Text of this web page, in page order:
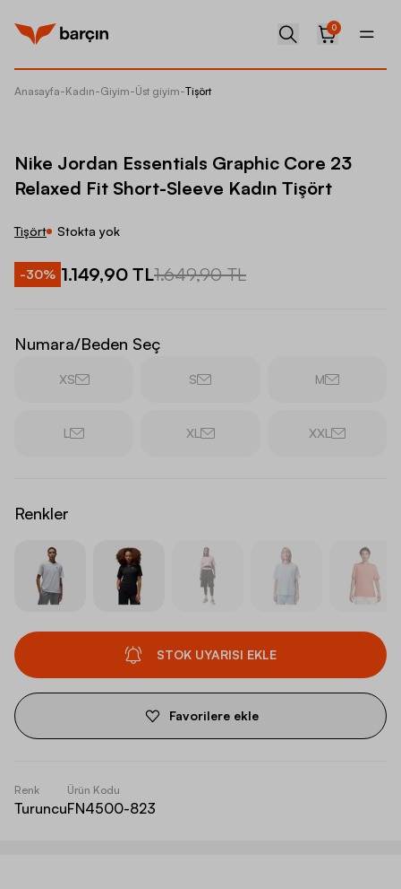
0
Anasayfa-Kadın-Giyim-Üst giyim-Tişört
Nike Jordan Essentials Graphic Core 23
Relaxed Fit Short-Sleeve Kadın Tişört
Tişört Stokta yok
-30% 1.149,90 TL1.649,90 TL
Numara/Beden Seç
XS S M
L XL XXL
Renkler
STOK UYARISI EKLE
Favorilere ekle
Renk
Turuncu
Ürün Kodu
FN4500-823